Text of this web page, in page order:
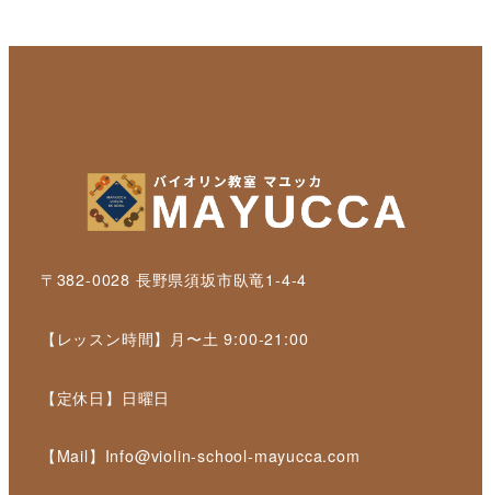
〒382-0028 長野県須坂市臥竜1-4-4
【レッスン時間】月〜土 9:00-21:00
【定休日】日曜日
【Mail】Info@violin-school-mayucca.com